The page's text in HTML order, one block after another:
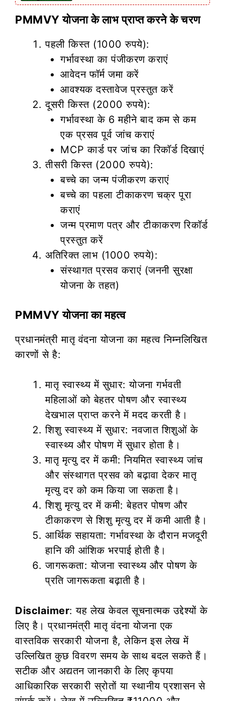
PMMVY योजना के लाभ प्राप्त करने के चरण
पहली किस्त (1000 रुपये):
गर्भावस्था का पंजीकरण कराएं
आवेदन फॉर्म जमा करें
आवश्यक दस्तावेज प्रस्तुत करें
दूसरी किस्त (2000 रुपये):
गर्भावस्था के 6 महीने बाद कम से कम
एक प्रसव पूर्व जांच कराएं
MCP कार्ड पर जांच का रिकॉर्ड दिखाएं
तीसरी किस्त (2000 रुपये):
बच्चे का जन्म पंजीकरण कराएं
बच्चे का पहला टीकाकरण चक्र पूरा
कराएं
जन्म प्रमाण पत्र और टीकाकरण रिकॉर्ड
प्रस्तुत करें
अतिरिक्त लाभ (1000 रुपये):
संस्थागत प्रसव कराएं (जननी सुरक्षा
योजना के तहत)
PMMVY योजना का महत्व
प्रधानमंत्री मातृ वंदना योजना का महत्व निम्नलिखित
कारणों से है:
मातृ स्वास्थ्य में सुधार: योजना गर्भवती
महिलाओं को बेहतर पोषण और स्वास्थ्य
देखभाल प्राप्त करने में मदद करती है।
शिशु स्वास्थ्य में सुधार: नवजात शिशुओं के
स्वास्थ्य और पोषण में सुधार होता है।
मातृ मृत्यु दर में कमी: नियमित स्वास्थ्य जांच
और संस्थागत प्रसव को बढ़ावा देकर मातृ
मृत्यु दर को कम किया जा सकता है।
शिशु मृत्यु दर में कमी: बेहतर पोषण और
टीकाकरण से शिशु मृत्यु दर में कमी आती है।
आर्थिक सहायता: गर्भावस्था के दौरान मजदूरी
हानि की आंशिक भरपाई होती है।
जागरूकता: योजना स्वास्थ्य और पोषण के
प्रति जागरूकता बढ़ाती है।
Disclaimer: यह लेख केवल सूचनात्मक उद्देश्यों के
लिए है। प्रधानमंत्री मातृ वंदना योजना एक
वास्तविक सरकारी योजना है, लेकिन इस लेख में
उल्लिखित कुछ विवरण समय के साथ बदल सकते हैं।
सटीक और अद्यतन जानकारी के लिए कृपया
आधिकारिक सरकारी स्रोतों या स्थानीय प्रशासन से